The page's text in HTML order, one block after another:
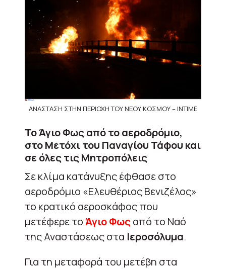
ΑΝΑΣΤΑΣΗ ΣΤΗΝ ΠΕΡΙΟΧΗ ΤΟΥ ΝΕΟΥ ΚΟΣΜΟΥ – INTIME
Το Άγιο Φως από το αεροδρόμιο,
στο Μετόχι του Παναγίου Τάφου και
σε όλες τις Μητροπόλεις
Σε κλίμα κατάνυξης έφθασε στο
αεροδρόμιο «Ελευθέριος Βενιζέλος»
το κρατικό αεροσκάφος που
μετέφερε τοΆγιο Φωςαπό το Ναό
της Αναστάσεως στα Ιεροσόλυμα.
Για τη μεταφορά του μετέβη στα